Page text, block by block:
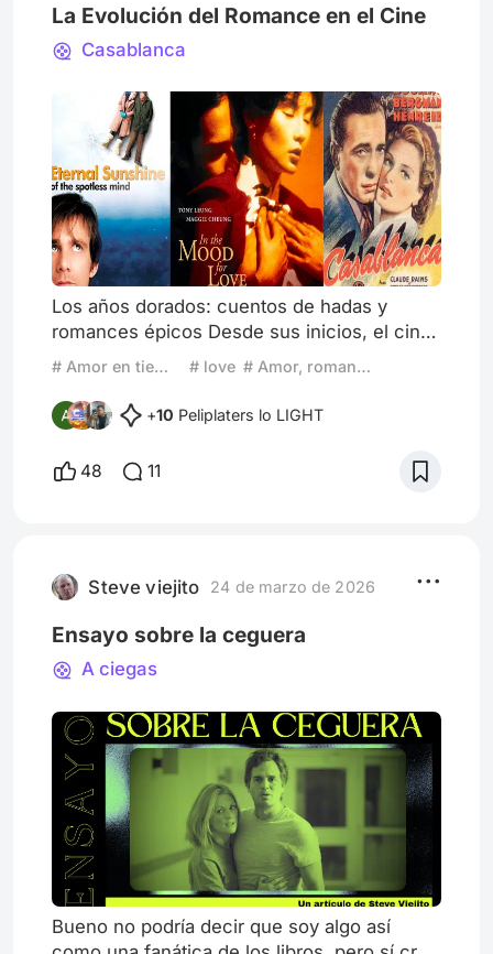
La Evolución del Romance en el Cine
Casablanca
Los años dorados: cuentos de hadas y
romances épicos Desde sus inicios, el cine
abrazó el romance como uno de sus
géneros fundamentales. De hecho, una de
las primeras películas registradas fue The
Kiss (1896), un cortometraje de 18 segundos
que mostraba un beso y escandalizó al
público de la época. Ya en el Hollywood
# Amor en tiempos modernos # love # Amor, romance, idealización
+10 Peliplaters lo LIGHT
48 11
Steve viejito 24 de marzo de 2026
Ensayo sobre la ceguera
A ciegas
Bueno no podría decir que soy algo así